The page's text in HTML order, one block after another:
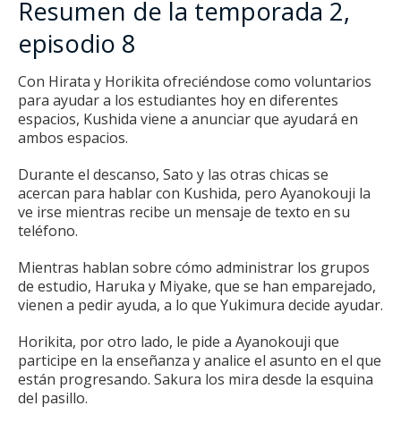
Resumen de la temporada 2,
episodio 8
Con Hirata y Horikita ofreciéndose como voluntarios
para ayudar a los estudiantes hoy en diferentes
espacios, Kushida viene a anunciar que ayudará en
ambos espacios.
Durante el descanso, Sato y las otras chicas se
acercan para hablar con Kushida, pero Ayanokouji la
ve irse mientras recibe un mensaje de texto en su
teléfono.
Mientras hablan sobre cómo administrar los grupos
de estudio, Haruka y Miyake, que se han emparejado,
vienen a pedir ayuda, a lo que Yukimura decide ayudar.
Horikita, por otro lado, le pide a Ayanokouji que
participe en la enseñanza y analice el asunto en el que
están progresando. Sakura los mira desde la esquina
del pasillo.